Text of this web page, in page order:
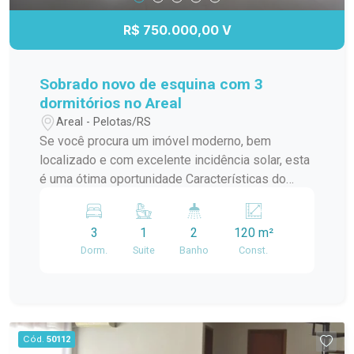
R$ 750.000,00 V
Sobrado novo de esquina com 3
dormitórios no Areal
Areal - Pelotas/RS
Se você procura um imóvel moderno, bem
localizado e com excelente incidência solar, esta
é uma ótima oportunidade Características do
estar e jantar com lareira Cozinha integrada
Lavabo Lavanderia 3 dormitórios, sendo 1 suíte
Sacadas nos dormitórios Estacionamento
tranquila e com acesso aos principais pontos da
cidade Um imóvel pensado em oferecer conforto,
3
Dorm.
1
Suite
2
Banho
120 m²
Const.
Cód. 50112